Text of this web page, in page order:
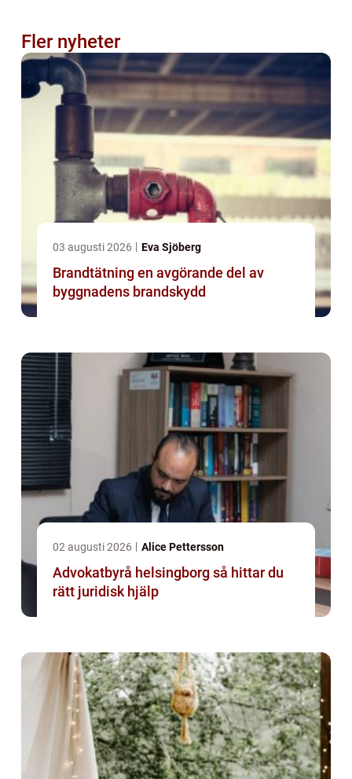
Fler nyheter
03 augusti 2026 Eva Sjöberg
Brandtätning en avgörande del av
byggnadens brandskydd
02 augusti 2026 Alice Pettersson
Advokatbyrå helsingborg så hittar du
rätt juridisk hjälp